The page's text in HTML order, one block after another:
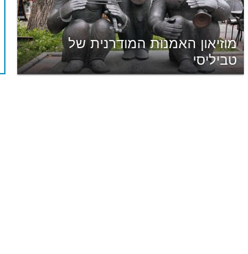
מוזיאון האמנות המודרנית של
טביליסי